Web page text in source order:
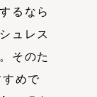
るなら
ュレス
そのた
めで